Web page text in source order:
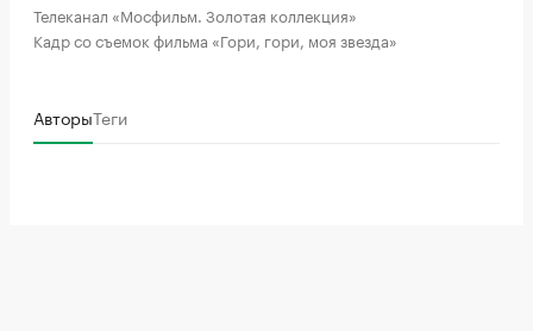
Телеканал «Мосфильм. Золотая коллекция»
Кадр со съемок фильма «Гори, гори, моя звезда»
АвторыТеги